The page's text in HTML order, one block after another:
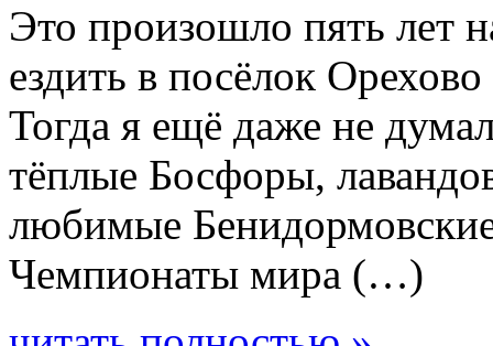
Это произошло пять лет
ездить в посёлок
Тогда я ещё даже не
тёплые Босфоры,
любимые
Чемпионаты мира (…)